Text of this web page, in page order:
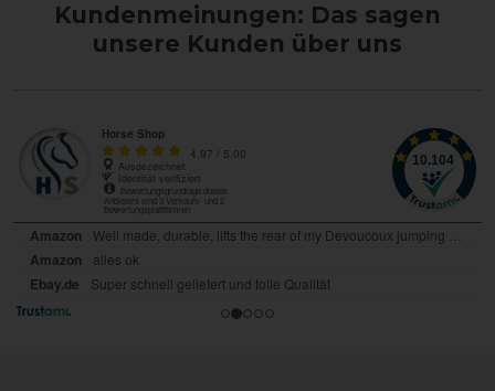
Kundenmeinungen: Das sagen
unsere Kunden über uns